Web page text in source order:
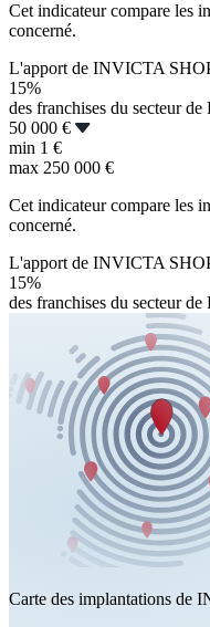
Cet indicateur compare les
concerné.
L'apport de INVICTA
15%
des franchises du secteur
50 000 €
min 1 €
max 250 000 €
Cet indicateur compare les
concerné.
L'apport de INVICTA
15%
des franchises du secteur
Carte des implantations de